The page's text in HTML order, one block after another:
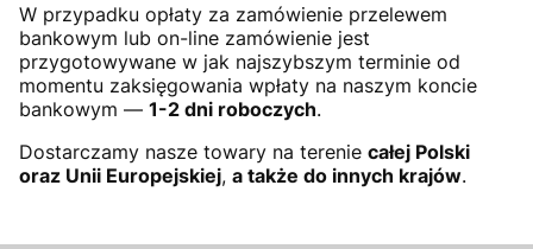
W przypadku opłaty za zamówienie przelewem
bankowym lub on-line zamówienie jest
przygotowywane w jak najszybszym terminie od
momentu zaksięgowania wpłaty na naszym koncie
bankowym — 1-2 dni roboczych.
Dostarczamy nasze towary na terenie całej Polski
oraz Unii Europejskiej, a także do innych krajów.